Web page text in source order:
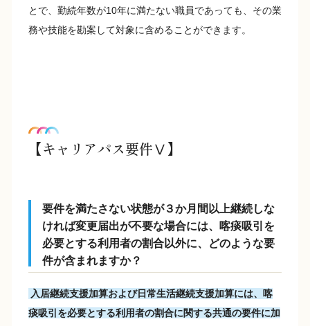
とで、勤続年数が10年に満たない職員であっても、その業
務や技能を勘案して対象に含めることができます。
【キャリアパス要件Ⅴ】
要件を満たさない状態が３か月間以上継続しな
ければ変更届出が不要な場合には、喀痰吸引を
必要とする利用者の割合以外に、どのような要
件が含まれますか？
入居継続支援加算および日常生活継続支援加算には、喀
痰吸引を必要とする利用者の割合に関する共通の要件に加